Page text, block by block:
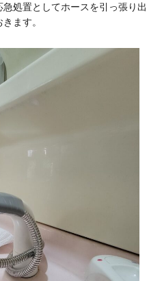
処置としてホースを引っ張り出
ます。